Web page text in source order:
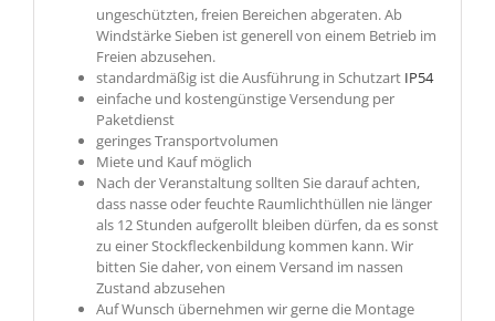
ungeschützten, freien Bereichen abgeraten. Ab
Windstärke Sieben ist generell von einem Betrieb im
Freien abzusehen.
standardmäßig ist die Ausführung in Schutzart IP54
einfache und kostengünstige Versendung per
Paketdienst
geringes Transportvolumen
Miete und Kauf möglich
Nach der Veranstaltung sollten Sie darauf achten,
dass nasse oder feuchte Raumlichthüllen nie länger
als 12 Stunden aufgerollt bleiben dürfen, da es sonst
zu einer Stockfleckenbildung kommen kann. Wir
bitten Sie daher, von einem Versand im nassen
Zustand abzusehen
Auf Wunsch übernehmen wir gerne die Montage